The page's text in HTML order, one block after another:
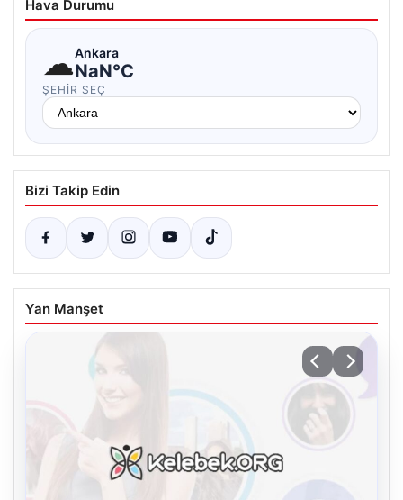
Hava Durumu
☁Ankara
NaN°C
ŞEHIR SEÇ
Bizi Takip Edin
Yan Manşet